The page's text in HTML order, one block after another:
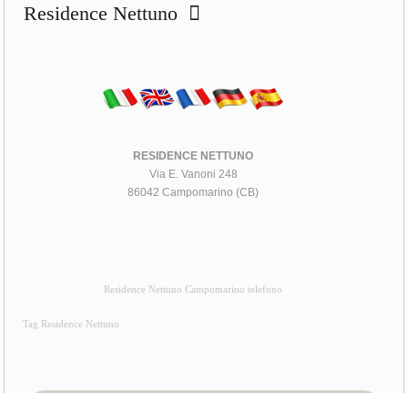
Residence Nettuno
RESIDENCE NETTUNO
Via E. Vanoni 248
86042 Campomarino (CB)
Residence Nettuno Campomarino telefono
Tag Residence Nettuno